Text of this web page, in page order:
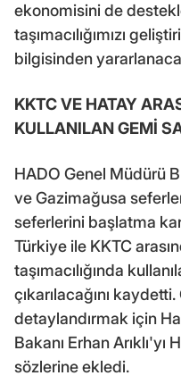
ekonomisini de
taşımacılığımızı
bilgisinden
KKTC VE HATAY
KULLANILAN GEMİ
HADO Genel Müdürü
ve Gazimağusa
seferlerini başlatma
Türkiye ile KKTC
taşımacılığında
çıkarılacağını
detaylandırmak için
Bakanı Erhan
sözlerine ekledi.